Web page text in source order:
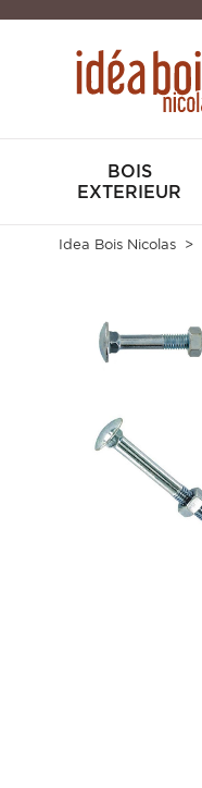
BOIS
EXTERIEUR
Idea Bois Nicolas